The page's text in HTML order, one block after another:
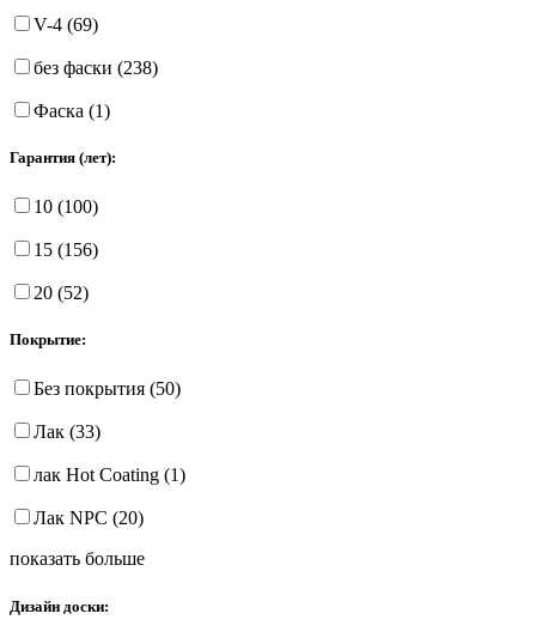
V-4 (69)
без фаски (238)
Фаска (1)
Гарантия (лет):
10 (100)
15 (156)
20 (52)
Покрытие:
Без покрытия (50)
Лак (33)
лак Hot Coating (1)
Лак NPC (20)
показать больше
Дизайн доски: